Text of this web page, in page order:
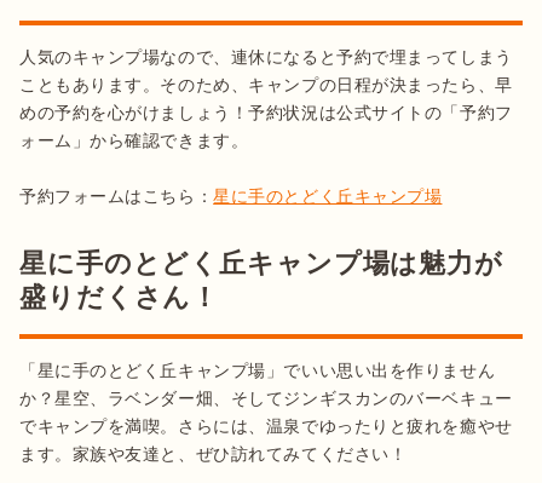
人気のキャンプ場なので、連休になると予約で埋まってしまう
こともあります。そのため、キャンプの日程が決まったら、早
めの予約を心がけましょう！予約状況は公式サイトの「予約フ
ォーム」から確認できます。
予約フォームはこちら：星に手のとどく丘キャンプ場
星に手のとどく丘キャンプ場は魅力が
盛りだくさん！
「星に手のとどく丘キャンプ場」でいい思い出を作りません
か？星空、ラベンダー畑、そしてジンギスカンのバーベキュー
でキャンプを満喫。さらには、温泉でゆったりと疲れを癒やせ
ます。家族や友達と、ぜひ訪れてみてください！